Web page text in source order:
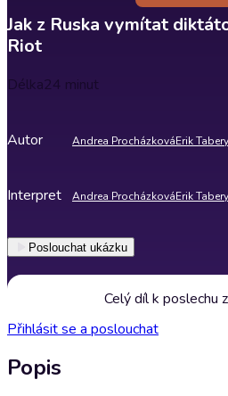
Jak z Ruska vymítat
Riot
Délka24 minut
Autor Andrea ProcházkováErik Tabery
Interpret Andrea ProcházkováErik Tabery
Poslouchat ukázku
Celý díl k poslechu
Přihlásit se a poslouchat
Popis